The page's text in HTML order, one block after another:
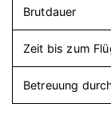
Brutdauer
Zeit bis zum
Betreuung